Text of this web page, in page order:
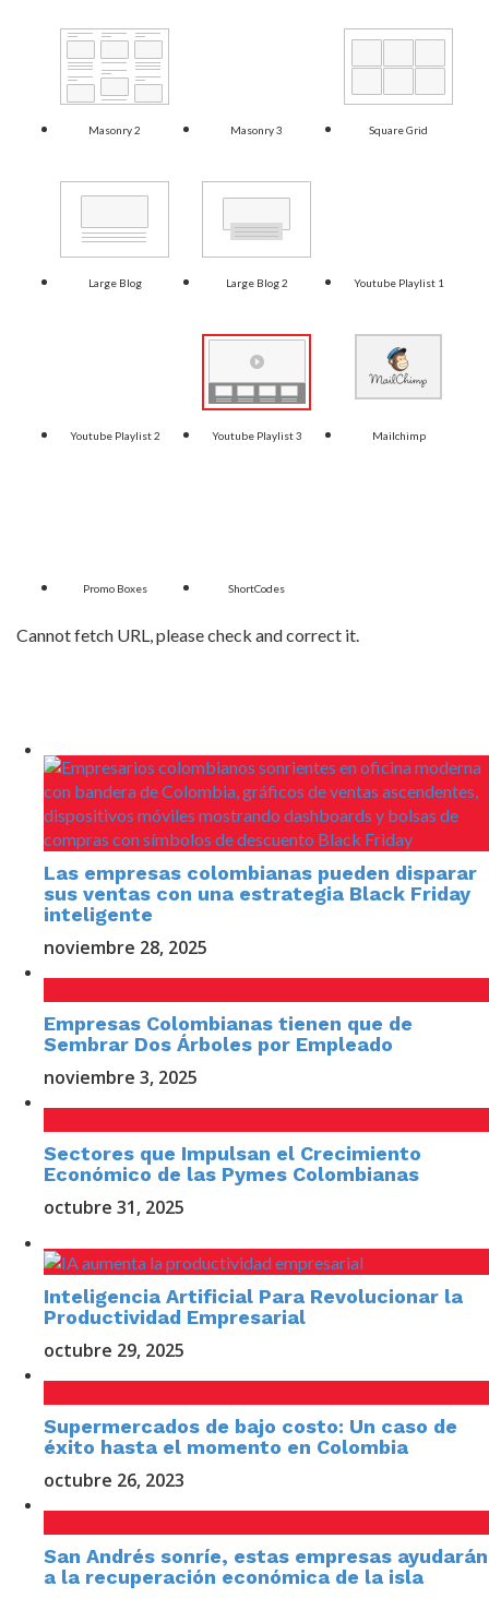
Masonry 2 Masonry 3 Square Grid
Large Blog Large Blog 2 Youtube Playlist 1
Youtube Playlist 2 Youtube Playlist 3 Mailchimp
Promo Boxes ShortCodes
Cannot fetch URL, please check and correct it.
Las empresas colombianas pueden disparar
sus ventas con una estrategia Black Friday
inteligente
noviembre 28, 2025
Empresas Colombianas tienen que de
Sembrar Dos Árboles por Empleado
noviembre 3, 2025
Sectores que Impulsan el Crecimiento
Económico de las Pymes Colombianas
octubre 31, 2025
Inteligencia Artificial Para Revolucionar la
Productividad Empresarial
octubre 29, 2025
Supermercados de bajo costo: Un caso de
éxito hasta el momento en Colombia
octubre 26, 2023
San Andrés sonríe, estas empresas ayudarán
a la recuperación económica de la isla